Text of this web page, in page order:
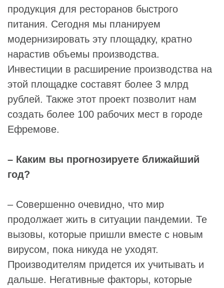
продукция для ресторанов быстрого
питания. Сегодня мы планируем
модернизировать эту площадку, кратно
нарастив объемы производства.
Инвестиции в расширение производства на
этой площадке составят более 3 млрд
рублей. Также этот проект позволит нам
создать более 100 рабочих мест в городе
Ефремове.
– Каким вы прогнозируете ближайший
год?
– Совершенно очевидно, что мир
продолжает жить в ситуации пандемии. Те
вызовы, которые пришли вместе с новым
вирусом, пока никуда не уходят.
Производителям придется их учитывать и
дальше. Негативные факторы, которые